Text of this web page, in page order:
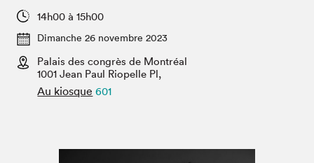
Espace exposant⋅e⋅s
Espace enseignant·e·s
Espace médias
Projets partenaires
14h00 à 15h00
Dimanche 26 novembre 2023
Palais des congrès de Montréal
1001 Jean Paul Riopelle Pl,
Au kiosque 601